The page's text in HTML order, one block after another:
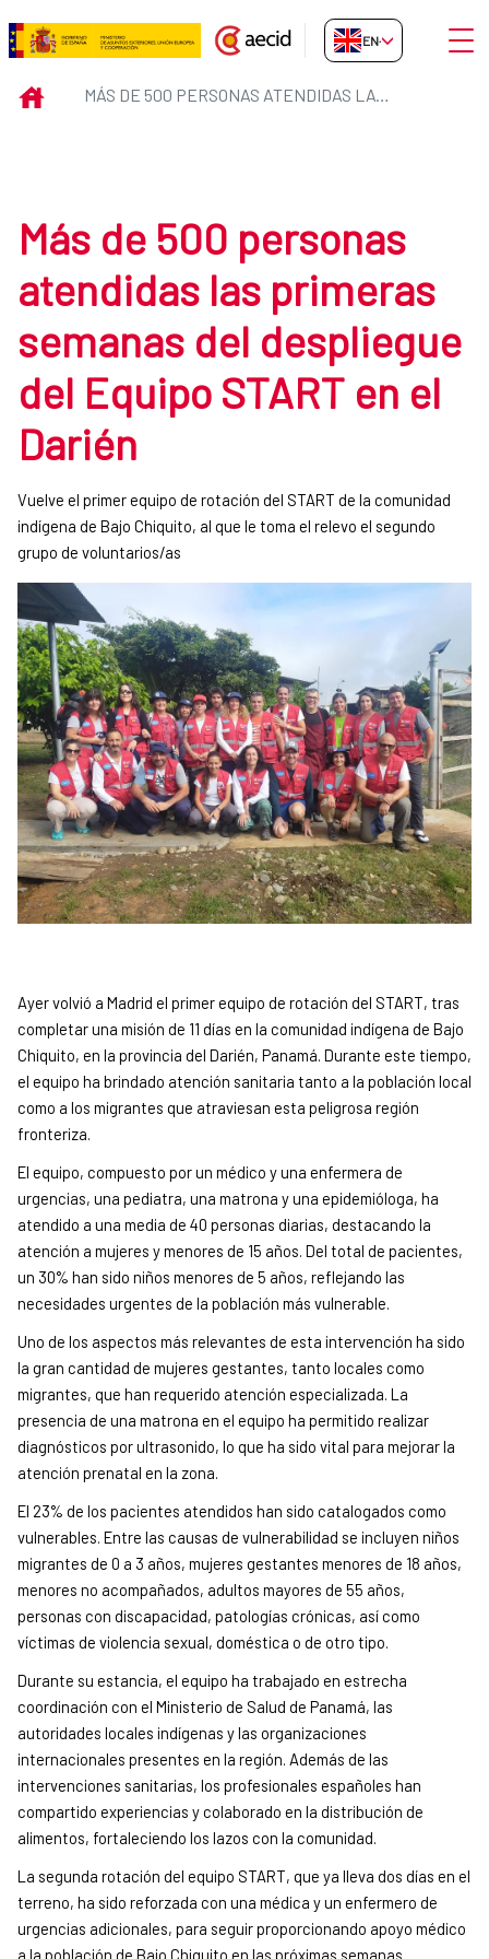
Skip to Main Content
Más de 500 personas atendidas
EN-GB
INICIO MÁS DE 500 PERSONAS ATENDIDAS LAS PRIMERAS SEMANAS DEL DESPLIEGUE DEL EQUIPO START EN EL DARIÉN
Más de 500 personas
atendidas las primeras
semanas del despliegue
del Equipo START en el
Darién
Vuelve el primer equipo de rotación del START de la comunidad
indígena de Bajo Chiquito, al que le toma el relevo el segundo
grupo de voluntarios/as
Ayer volvió a Madrid el primer equipo de rotación del START, tras
completar una misión de 11 días en la comunidad indígena de Bajo
Chiquito, en la provincia del Darién, Panamá. Durante este tiempo,
el equipo ha brindado atención sanitaria tanto a la población local
como a los migrantes que atraviesan esta peligrosa región
fronteriza.
El equipo, compuesto por un médico y una enfermera de
urgencias, una pediatra, una matrona y una epidemióloga, ha
atendido a una media de 40 personas diarias, destacando la
atención a mujeres y menores de 15 años. Del total de pacientes,
un 30% han sido niños menores de 5 años, reflejando las
necesidades urgentes de la población más vulnerable.
Uno de los aspectos más relevantes de esta intervención ha sido
la gran cantidad de mujeres gestantes, tanto locales como
migrantes, que han requerido atención especializada. La
presencia de una matrona en el equipo ha permitido realizar
diagnósticos por ultrasonido, lo que ha sido vital para mejorar la
atención prenatal en la zona.
El 23% de los pacientes atendidos han sido catalogados como
vulnerables. Entre las causas de vulnerabilidad se incluyen niños
migrantes de 0 a 3 años, mujeres gestantes menores de 18 años,
menores no acompañados, adultos mayores de 55 años,
personas con discapacidad, patologías crónicas, así como
víctimas de violencia sexual, doméstica o de otro tipo.
Durante su estancia, el equipo ha trabajado en estrecha
coordinación con el Ministerio de Salud de Panamá, las
autoridades locales indígenas y las organizaciones
internacionales presentes en la región. Además de las
intervenciones sanitarias, los profesionales españoles han
compartido experiencias y colaborado en la distribución de
alimentos, fortaleciendo los lazos con la comunidad.
La segunda rotación del equipo START, que ya lleva dos días en el
terreno, ha sido reforzada con una médica y un enfermero de
urgencias adicionales, para seguir proporcionando apoyo médico
a la población de Bajo Chiquito en las próximas semanas.